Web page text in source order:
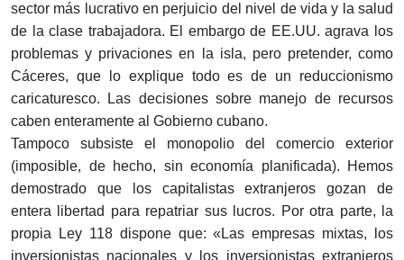
sector más lucrativo en perjuicio del nivel de vida y la salud
de la clase trabajadora. El embargo de EE.UU. agrava los
problemas y privaciones en la isla, pero pretender, como
Cáceres, que lo explique todo es de un reduccionismo
caricaturesco. Las decisiones sobre manejo de recursos
caben enteramente al Gobierno cubano.
Tampoco subsiste el monopolio del comercio exterior
(imposible, de hecho, sin economía planificada). Hemos
demostrado que los capitalistas extranjeros gozan de
entera libertad para repatriar sus lucros. Por otra parte, la
propia Ley 118 dispone que: «Las empresas mixtas, los
inversionistas nacionales y los inversionistas extranjeros